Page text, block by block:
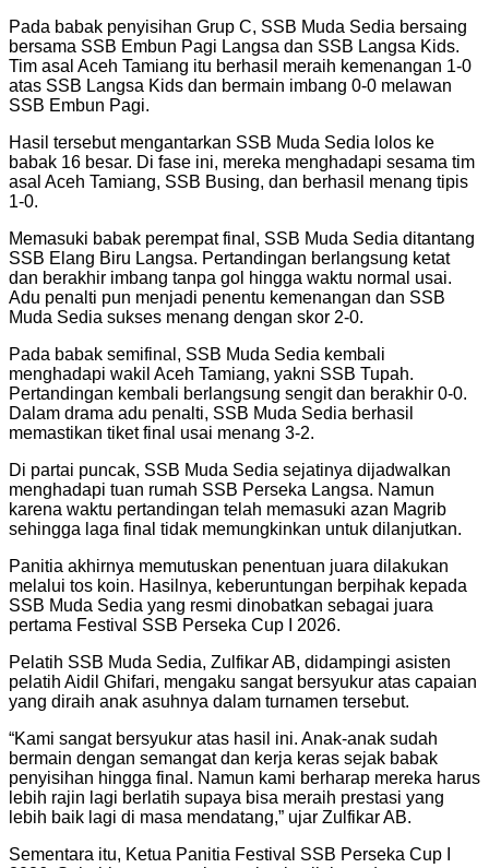
Pada babak penyisihan Grup C, SSB Muda Sedia bersaing
bersama SSB Embun Pagi Langsa dan SSB Langsa Kids.
Tim asal Aceh Tamiang itu berhasil meraih kemenangan 1-0
atas SSB Langsa Kids dan bermain imbang 0-0 melawan
SSB Embun Pagi.
Hasil tersebut mengantarkan SSB Muda Sedia lolos ke
babak 16 besar. Di fase ini, mereka menghadapi sesama tim
asal Aceh Tamiang, SSB Busing, dan berhasil menang tipis
1-0.
Memasuki babak perempat final, SSB Muda Sedia ditantang
SSB Elang Biru Langsa. Pertandingan berlangsung ketat
dan berakhir imbang tanpa gol hingga waktu normal usai.
Adu penalti pun menjadi penentu kemenangan dan SSB
Muda Sedia sukses menang dengan skor 2-0.
Pada babak semifinal, SSB Muda Sedia kembali
menghadapi wakil Aceh Tamiang, yakni SSB Tupah.
Pertandingan kembali berlangsung sengit dan berakhir 0-0.
Dalam drama adu penalti, SSB Muda Sedia berhasil
memastikan tiket final usai menang 3-2.
Di partai puncak, SSB Muda Sedia sejatinya dijadwalkan
menghadapi tuan rumah SSB Perseka Langsa. Namun
karena waktu pertandingan telah memasuki azan Magrib
sehingga laga final tidak memungkinkan untuk dilanjutkan.
Panitia akhirnya memutuskan penentuan juara dilakukan
melalui tos koin. Hasilnya, keberuntungan berpihak kepada
SSB Muda Sedia yang resmi dinobatkan sebagai juara
pertama Festival SSB Perseka Cup I 2026.
Pelatih SSB Muda Sedia, Zulfikar AB, didampingi asisten
pelatih Aidil Ghifari, mengaku sangat bersyukur atas capaian
yang diraih anak asuhnya dalam turnamen tersebut.
“Kami sangat bersyukur atas hasil ini. Anak-anak sudah
bermain dengan semangat dan kerja keras sejak babak
penyisihan hingga final. Namun kami berharap mereka harus
lebih rajin lagi berlatih supaya bisa meraih prestasi yang
lebih baik lagi di masa mendatang,” ujar Zulfikar AB.
Sementara itu, Ketua Panitia Festival SSB Perseka Cup I